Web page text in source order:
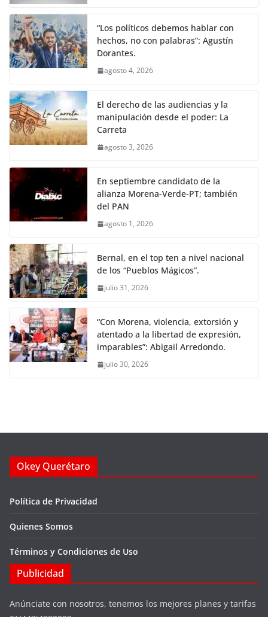
“Los políticos debemos hablar con
hechos, no con palabras”: Agustín
Dorantes.
agosto 4, 2026
El derecho de las audiencias y la
manipulación desde el poder: La
Carreta
agosto 3, 2026
En septiembre candidato de la
alianza Morena-Verde-PT; también
del PAN
agosto 1, 2026
Bernal, en el top ten a nivel nacional
de los “Pueblos Mágicos”.
julio 31, 2026
“Con Morena, violencia, extorsión y
atentado a la libertad de expresión,
imparables”: Abigail Arredondo.
julio 30, 2026
Okey Querétaro
Política de Privacidad
Quienes Somos
Términos y Condiciones de Uso
Publicidad
Anúnciate con nosotros, tenemos los mejores planes y tarifas